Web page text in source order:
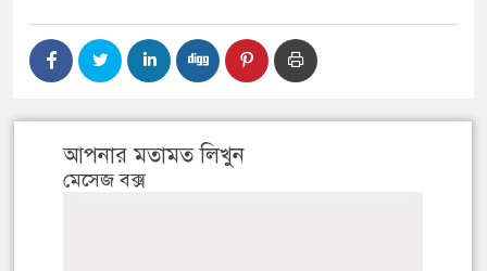
আপনার মতামত লিখুন
মেসেজ বক্স